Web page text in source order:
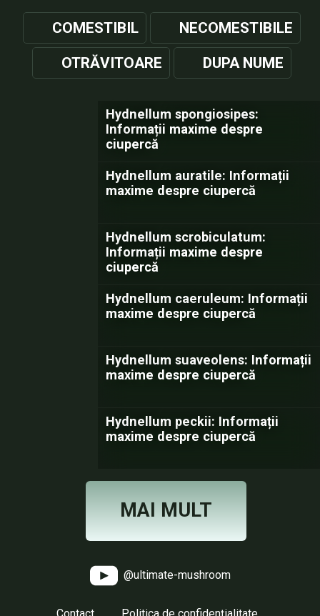
COMESTIBIL NECOMESTIBILE
OTRĂVITOARE DUPA NUME
Hydnellum spongiosipes:
Informații maxime despre
ciupercă
Hydnellum auratile: Informații
maxime despre ciupercă
Hydnellum scrobiculatum:
Informații maxime despre
ciupercă
Hydnellum caeruleum: Informații
maxime despre ciupercă
Hydnellum suaveolens: Informații
maxime despre ciupercă
Hydnellum peckii: Informații
maxime despre ciupercă
MAI MULT
@ultimate-mushroom